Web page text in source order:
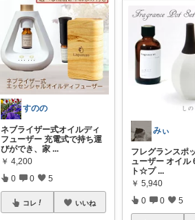
すのの
ネブライザー式オイルディ
フューザー 充電式で持ち運
びができ、家 ...
￥ 4,200
0 0 5
コレ いいね
みぃ
フレグランスポ
ューザー オイル
ト☆プ ...
￥ 5,940
0 0 5